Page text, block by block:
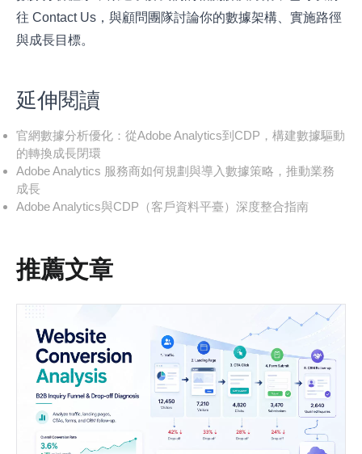
往Contact Us ，與顧問團隊討論你的數據架構、實施路徑
與成長目標。
延伸閱讀
官網數據分析優化：從Adobe Analytics到CDP，構建數據驅動
的轉換成長閉環
Adobe Analytics 服務商如何規劃與導入數據策略，推動業務
成長
Adobe Analytics與CDP（客戶資料平臺）深度整合指南
推薦文章